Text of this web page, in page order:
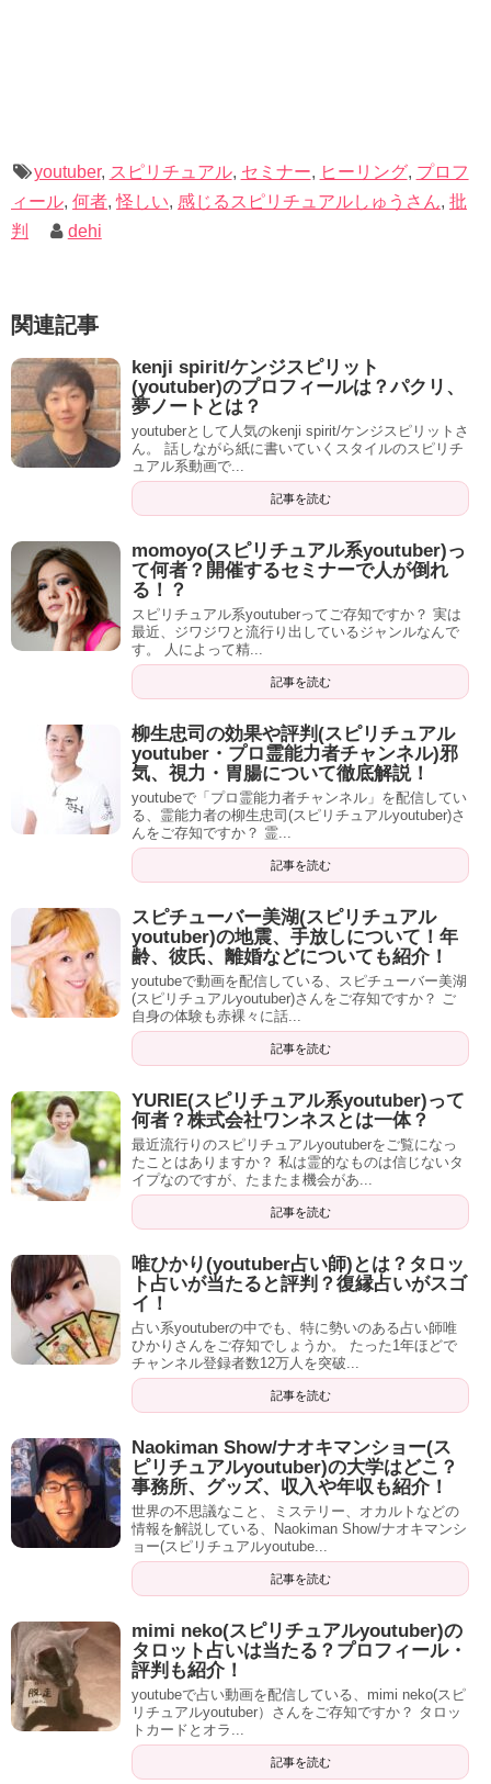
感じるスピリチュアルしゅうさんって怪しい人
なの？
目にすると、何処か胡散臭さを感じてしまう人も少なくあ
りません。
「感じるスピリチュアルしゅうさんも怪しい人？」と思わ
れるかもしれませんね。
しかし、彼はぽっと出でスピリチュアルなセミナーやヒー
リングを始めたわけではありませんでした。
元々パワーストーンを取り扱う専門業者
力のある石を販売するのではなく、パワーストーンの正し
相談してきた人に合わせたパワーストーンブレスレットを
オーダーメイドで作っていたようですが、現在はその仕事
は行っていないようです。
パワーストーンを通して身につけたスピリチュアルな力
を、別の分野で花開かせたい、という気持ちから新たな境
地を探し、行き着いた先がyoutubeというわけです。
記事の続きを読む
「感じるスピリチュアリストしゅうさん」のyoutubeの動画
を見て、心が癒されるなぁと感じたなら、素直に彼を認め
ればいいのです。
こんな素晴らしい動画も上げてくれていますよ。
関連記事
関連記事
youtuber, スピリチュアル, セミナー, ヒーリング, プロフ
ィール, 何者,怪しい, 感じるスピリチュアルしゅうさん, 批
判
dehi
関連記事
kenji spirit/ケンジスピリット
(youtuber)のプロフィールは？パクリ、
夢ノートとは？
youtuberとして人気のkenji spirit/ケンジスピリットさ
ん。 話しながら紙に書いていくスタイルのスピリチ
ュアル系動画で...
記事を読む
momoyo(スピリチュアル系youtuber)っ
て何者？開催するセミナーで人が倒れ
る！？
スピリチュアル系youtuberってご存知ですか？ 実は
最近、ジワジワと流行り出しているジャンルなんで
す。 人によって精...
記事を読む
柳生忠司の効果や評判(スピリチュアル
youtuber・プロ霊能力者チャンネル)邪
気、視力・胃腸について徹底解説！
youtubeで「プロ霊能力者チャンネル」を配信してい
る、霊能力者の柳生忠司(スピリチュアルyoutuber)さ
んをご存知ですか？ 霊...
記事を読む
スピチューバー美湖(スピリチュアル
youtuber)の地震、手放しについて！年
齢、彼氏、離婚などについても紹介！
youtubeで動画を配信している、スピチューバー美湖
(スピリチュアルyoutuber)さんをご存知ですか？ ご
自身の体験も赤裸々に話...
記事を読む
YURIE(スピリチュアル系youtuber)って
何者？株式会社ワンネスとは一体？
最近流行りのスピリチュアルyoutuberをご覧になっ
たことはありますか？ 私は霊的なものは信じないタ
イプなのですが、たまたま機会があ...
記事を読む
唯ひかり(youtuber占い師)とは？タロッ
ト占いが当たると評判？復縁占いがスゴ
イ！
占い系youtuberの中でも、特に勢いのある占い師唯
ひかりさんをご存知でしょうか。 たった1年ほどで
チャンネル登録者数12万人を突破...
記事を読む
Naokiman Show/ナオキマンショー(ス
ピリチュアルyoutuber)の大学はどこ？
事務所、グッズ、収入や年収も紹介！
世界の不思議なこと、ミステリー、オカルトなどの
情報を解説している、Naokiman Show/ナオキマンシ
ョー(スピリチュアルyoutube...
記事を読む
mimi neko(スピリチュアルyoutuber)の
タロット占いは当たる？プロフィール・
評判も紹介！
youtubeで占い動画を配信している、mimi neko(スピ
リチュアルyoutuber）さんをご存知ですか？ タロッ
トカードとオラ...
記事を読む